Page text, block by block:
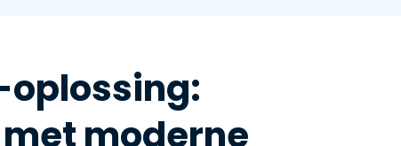
oplossing:
moderne